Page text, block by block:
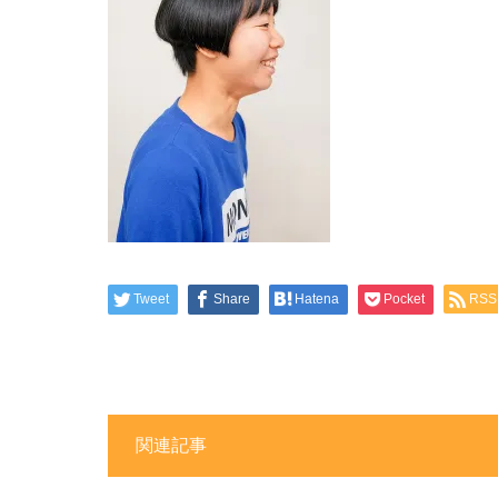
Tweet Share Hatena Pocket RSS
関連記事